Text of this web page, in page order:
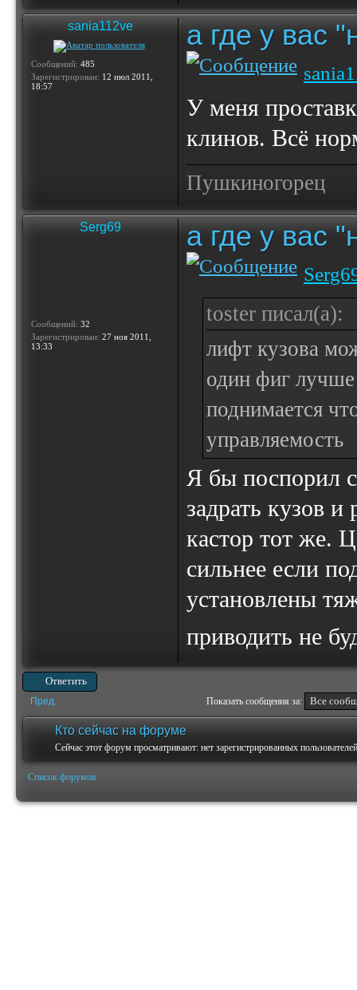
sania112ve
Сообщений: 485
Зарегистрирован: 12 июл 2011,
18:57
а где у вас
У меня
клинов. Всё
Пушкиногорец
Serg69
Сообщений: 32
Зарегистрирован: 27 ноя 2011,
13:33
а где у вас
toster писал(а):
лифт кузова
один фиг лучше
поднимается
управляемость
Я бы поспорил
задрать кузов
кастор тот же.
сильнее если
установлены
приводить не
Ответить
Пред. Показать сообщения за:
Кто сейчас на форуме
Сейчас этот форум просматривают: нет зарегистрированных
Список форумов